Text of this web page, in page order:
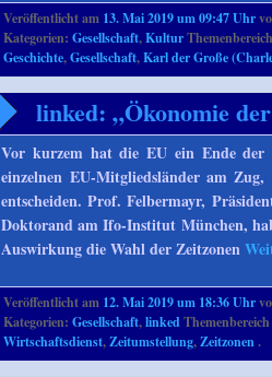
Veröffentlicht am 13. Mai 2019 um 09:47 Uhr
Kategorien:Gesellschaft,Kultur
Geschichte,Gesellschaft,Karl der Große
linked: „Ökonomie
Vor kurzem hat die EU ein Ende der
einzelnen EU-Mitgliedsländer am
entscheiden. Prof. Felbermayr,
Doktorand am Ifo-Institut München,
Auswirkung die Wahl der Zeitzonen
Veröffentlicht am 12. Mai 2019 um 18:36 Uhr
Kategorien:Gesellschaft,linked
Wirtschaftsdienst,Zeitumstellung,Zeitzonen.